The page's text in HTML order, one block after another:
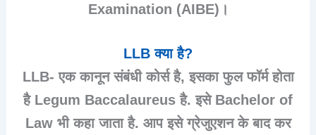
Examination (AIBE)।
LLB क्या है?
LLB- एक कानून संबंधी कोर्स है, इसका फुल फॉर्म होता
है Legum Baccalaureus है. इसे Bachelor of
Law भी कहा जाता है. आप इसे ग्रेजुएशन के बाद कर